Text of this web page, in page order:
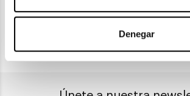
Denegar
PAGO SEGURO